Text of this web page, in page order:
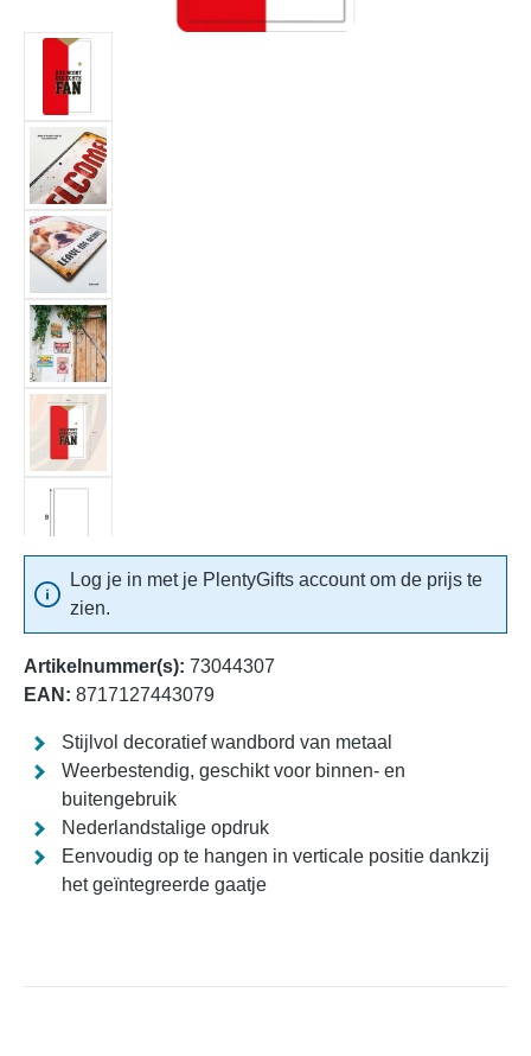
Log je in met je PlentyGifts account om de prijs te
zien.
Artikelnummer(s): 73044307
EAN: 8717127443079
Stijlvol decoratief wandbord van metaal
Weerbestendig, geschikt voor binnen- en
buitengebruik
Nederlandstalige opdruk
Eenvoudig op te hangen in verticale positie dankzij
het geïntegreerde gaatje